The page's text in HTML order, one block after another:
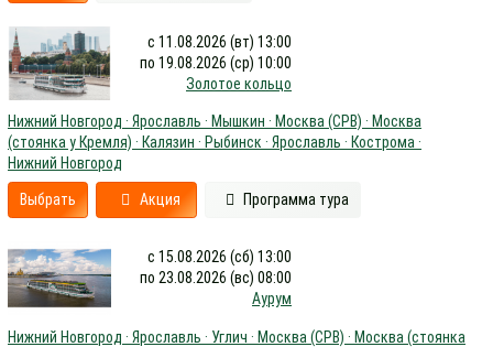
с 11.08.2026 (вт) 13:00
по 19.08.2026 (ср) 10:00
Золотое кольцо
Нижний Новгород · Ярославль · Мышкин · Москва (СРВ) · Москва
(стоянка у Кремля) · Калязин · Рыбинск · Ярославль · Кострома ·
Нижний Новгород
Выбрать Акция Программа тура
с 15.08.2026 (сб) 13:00
по 23.08.2026 (вс) 08:00
Аурум
Нижний Новгород · Ярославль · Углич · Москва (СРВ) · Москва (стоянка